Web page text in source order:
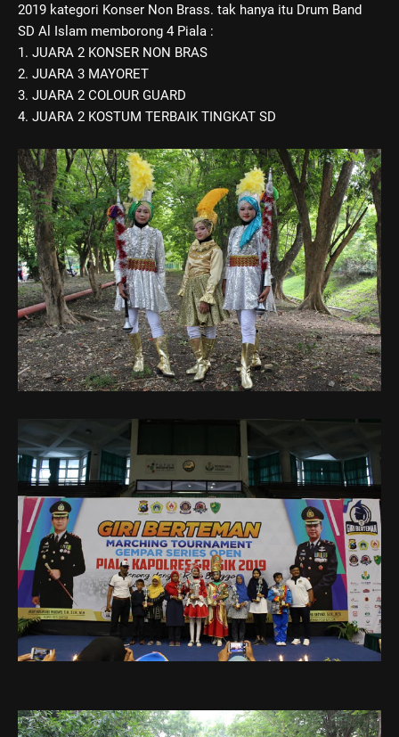
2019 kategori Konser Non Brass. tak hanya itu Drum Band
SD Al Islam memborong 4 Piala :
1. JUARA 2 KONSER NON BRAS
2. JUARA 3 MAYORET
3. JUARA 2 COLOUR GUARD
4. JUARA 2 KOSTUM TERBAIK TINGKAT SD